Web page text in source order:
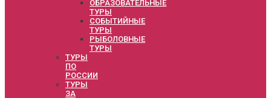
ОБРАЗОВАТЕЛЬНЫЕ
ТУРЫ
СОБЫТИЙНЫЕ
ТУРЫ
РЫБОЛОВНЫЕ
ТУРЫ
ТУРЫ
ПО
РОССИИ
ТУРЫ
ЗА